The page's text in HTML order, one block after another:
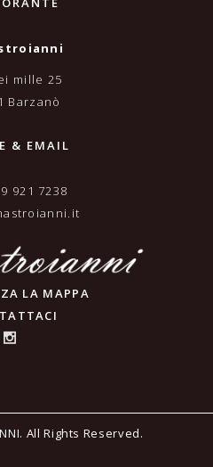
mille 25
Barzanò
& EMAIL
921 7238
LA MAPPA
All Rights Reserved.